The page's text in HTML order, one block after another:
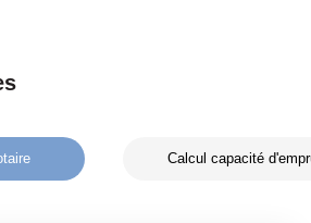
Calcul capacité